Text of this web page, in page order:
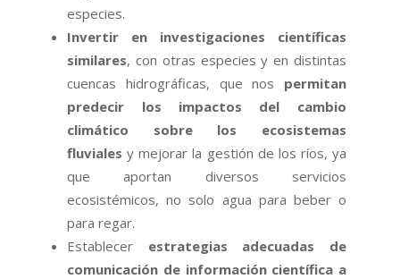
especies.
Invertir en investigaciones científicas
similares, con otras especies y en distintas
cuencas hidrográficas, que nos permitan
predecir los impactos del cambio
climático sobre los ecosistemas
fluviales y mejorar la gestión de los ríos, ya
que aportan diversos servicios
ecosistémicos, no solo agua para beber o
para regar.
Establecer estrategias adecuadas de
comunicación de información científica a